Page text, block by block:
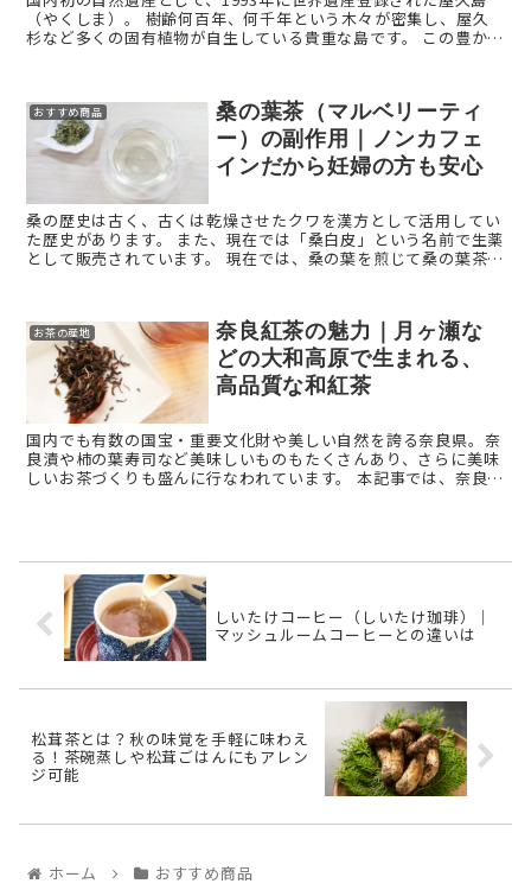
（やくしま）。 樹齢何百年、何千年という木々が密集し、屋久
杉など多くの固有植物が自生している貴重な島です。 この豊かな
おすすめ商品
桑の葉茶（マルベリーティ
ー）の副作用｜ノンカフェ
インだから妊婦の方も安心
桑の歴史は古く、古くは乾燥させたクワを漢方として活用してい
た歴史があります。 また、現在では「桑白皮」という名前で生薬
として販売されています。 現在では、桑の葉を煎じて桑の葉茶と
お茶の産地
奈良紅茶の魅力｜月ヶ瀬な
どの大和高原で生まれる、
高品質な和紅茶
国内でも有数の国宝・重要文化財や美しい自然を誇る奈良県。奈
良漬や柿の葉寿司など美味しいものもたくさんあり、さらに美味
しいお茶づくりも盛んに行なわれています。 本記事では、奈良県
しいたけコーヒー（しいたけ珈琲）｜
マッシュルームコーヒーとの違いは
松茸茶とは？秋の味覚を手軽に味わえ
る！茶碗蒸しや松茸ごはんにもアレン
ジ可能
ホーム おすすめ商品